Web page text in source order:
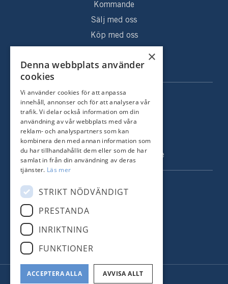
Kommande
Sälj med oss
Köp med oss
Om oss
KONTAKT
Strandvägen 67
115 23 Stockholm
Tel: +46 8 731 51 00
info@nordstrandsmakleri.se
FÖLJ OSS
© Nordstrands Mäkleri
×
Denna webbplats använder
cookies
Vi använder cookies för att anpassa
innehåll, annonser och för att analysera vår
trafik. Vi delar också information om din
användning av vår webbplats med våra
reklam- och analyspartners som kan
kombinera den med annan information som
du har tillhandahållit dem eller som de har
samlat in från din användning av deras
tjänster. Läs mer
STRIKT NÖDVÄNDIGT
PRESTANDA
INRIKTNING
FUNKTIONER
ACCEPTERA ALLA AVVISA ALLT